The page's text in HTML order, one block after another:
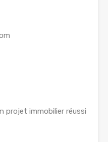
projet immobilier réussi